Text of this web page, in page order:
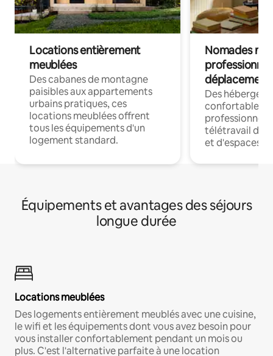
Locations entièrement
meublées
Des cabanes de montagne
paisibles aux appartements
urbains pratiques, ces
locations meublées offrent
tous les équipements d'un
logement standard.
Nomades
déplacement
Des
confortables
professionnels
télétravail
et d'espaces
Équipements et avantages des séjours
longue durée
Locations meublées
Des logements entièrement meublés avec une cuisine,
le wifi et les équipements dont vous avez besoin pour
vous installer confortablement pendant un mois ou
plus. C'est l'alternative parfaite à une location